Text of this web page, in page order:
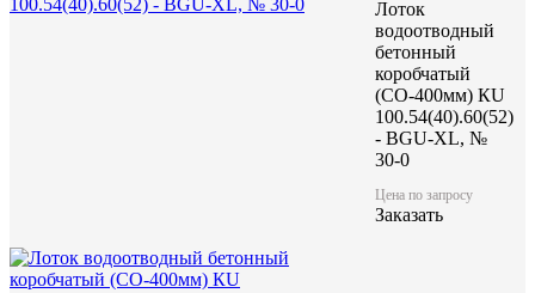
Лоток
водоотводный
бетонный
коробчатый
(СО-400мм) КU
100.54(40).60(52)
- BGU-XL, №
30-0
Цена по запросу
Заказать